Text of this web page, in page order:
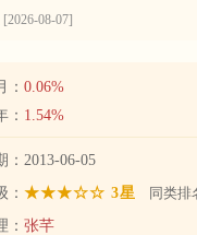
[2026-08-07]
： 0.06%
： 1.54%
： 2013-06-05
： ★★★☆☆ 3星
同类排
： 张芊